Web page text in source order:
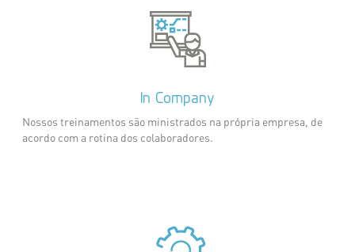
In Company
Nossos treinamentos são ministrados na própria empresa, de
acordo com a rotina dos colaboradores.